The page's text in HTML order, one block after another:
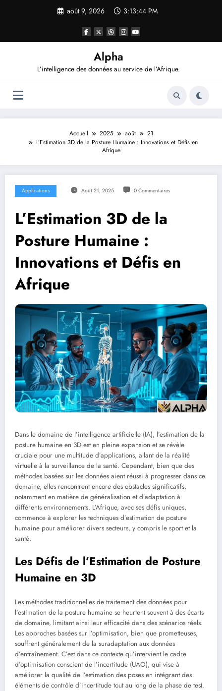
août 9, 2026 3:13:45 PM
Alpha
L’intelligence des données au service de l’Afrique.
Accueil 2025 août
21
L’Estimation 3D de la Posture Humaine : Innovations et Défis en
Afrique
Applications Août 21, 2025 0 Commentaires
L’Estimation 3D de la
Posture Humaine :
Innovations et Défis en
Afrique
Dans le domaine de l’intelligence artificielle (IA), l’estimation de la
posture humaine en 3D est en pleine expansion et se révèle
cruciale pour une multitude d’applications, allant de la réalité
virtuelle à la surveillance de la santé. Cependant, bien que des
méthodes basées sur les données aient réussi à progresser dans ce
domaine, elles rencontrent encore des obstacles significatifs,
notamment en matière de généralisation et d’adaptation à
différents environnements. L’Afrique, avec ses défis uniques,
commence à explorer les techniques d’estimation de posture
humaine pour améliorer divers secteurs, y compris le sport et la
santé.
Les Défis de l’Estimation de Posture
Humaine en 3D
Les méthodes traditionnelles de traitement des données pour
l’estimation de la posture humaine se heurtent souvent à des écarts
de domaine, limitant ainsi leur efficacité dans des scénarios réels.
Les approches basées sur l’optimisation, bien que prometteuses,
souffrent généralement de la suradaptation aux données
d’entraînement. C’est dans ce contexte qu’intervient le cadre
d’optimisation conscient de l’incertitude (UAO), qui vise à
améliorer la qualité de l’estimation des poses en intégrant des
éléments de contrôle d’incertitude tout au long de la phase de test.